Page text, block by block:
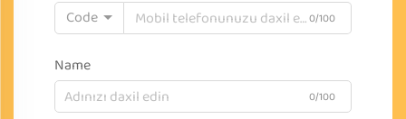
Code
0/100
Name
0/100